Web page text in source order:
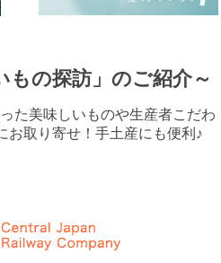
もの探訪」のご紹介～
た美味しいものや生産者こだわ
お取り寄せ！手土産にも便利♪